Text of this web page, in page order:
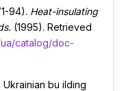
94). Heat-insulating
(1995). Retrieved
catalog/doc-
Ukrainian bu ilding